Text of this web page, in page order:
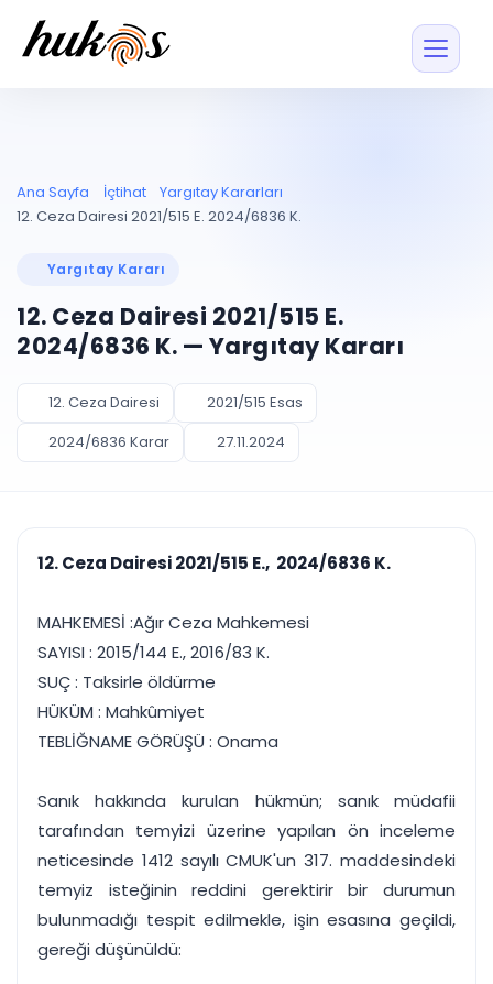
Entegrasyonu
UYAP ile otomatik
UYAP Evrak
Entegrasyonu
UETS Entegrasyonu
Tebligatları anında
Vekalet
PLANLAMA & TAKİP
Pano ve Takip
Duruşma ve görev
takvimi
Bildirim
Süreleri asla kaçırmayın
takibi
Tek panelde uçtan uca yönetim
UYAP & UETS entegrasyonundan finansa, hepsi bir arada.
Tüm özellikleri inceleyin
Blog
Ücretsiz Başlayın Giriş Yap
Ana Sayfa İçtihat
Yargıtay Kararları
12. Ceza Dairesi 2021/515 E. 2024/6836 K.
Yargıtay Kararı
12. Ceza Dairesi 2021/515 E.
2024/6836 K. — Yargıtay Kararı
12. Ceza Dairesi
2021/515 Esas
2024/6836 Karar
27.11.2024
12. Ceza Dairesi 2021/515 E., 2024/6836 K.
MAHKEMESİ :Ağır Ceza Mahkemesi
SAYISI : 2015/144 E., 2016/83 K.
SUÇ : Taksirle öldürme
HÜKÜM : Mahkûmiyet
TEBLİĞNAME GÖRÜŞÜ : Onama
Sanık hakkında kurulan hükmün; sanık müdafii
tarafından temyizi üzerine yapılan ön inceleme
neticesinde 1412 sayılı CMUK'un 317. maddesindeki
temyiz isteğinin reddini gerektirir bir durumun
bulunmadığı tespit edilmekle, işin esasına geçildi,
gereği düşünüldü: